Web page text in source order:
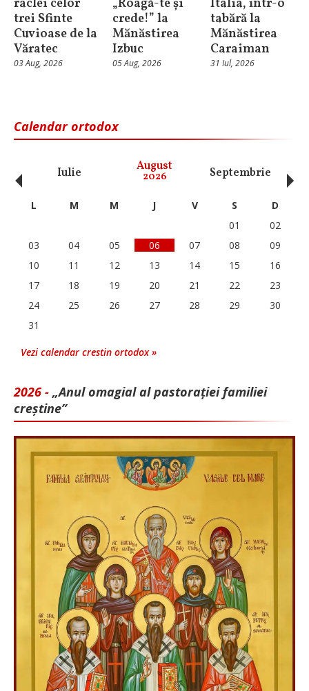
raclei celor
trei Sfinte
Cuvioase de la
Văratec
03 Aug, 2026
„Roagă-te și
crede!” la
Mănăstirea
Izbuc
05 Aug, 2026
Italia, într-o
tabără la
Mănăstirea
Caraiman
31 Iul, 2026
Calendar ortodox
Iulie August
2026 Septembrie
‹ L M M J V S
D
01
02
03
04 05 06 07 08
09
10
11 12 13 14 15
16
17
18 19 20 21 22
23
24
25 26 27 28 29
30
31
Vezi calendar crestin ortodox »
2026 - „Anul omagial al pastorației familiei
creștine”